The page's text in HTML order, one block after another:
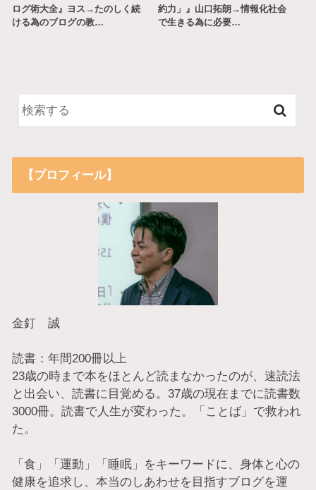
ログ術大全』ヨス→たのしく続
ける為のブログの教…
約力」』山口拓朗→情報化社会
で生きる為に必要…
【プロフィール】
金釘 誠
読書：年間200冊以上
23歳の時まで本をほとんど読まなかったのが、速読法
と出会い、読書に目覚める。37歳の現在までに読書数
3000冊。読書で人生が変わった。「ことば」で救われ
た。
「食」「運動」「睡眠」をキーワードに、身体と心の
健康を追求し、本当のしあわせを目指すブログを運